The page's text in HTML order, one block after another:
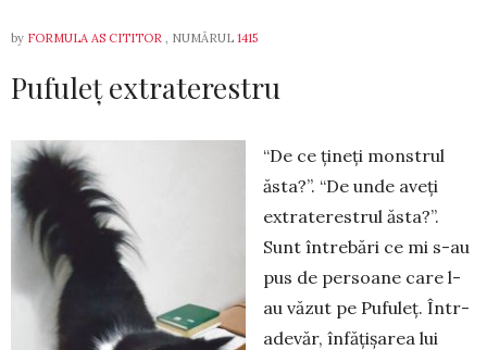
by FORMULA AS CITITOR , NUMĂRUL 1415
Pufuleț extraterestru
“De ce ţineţi monstrul
ăsta?”. “De unde aveţi
extraterestrul ăsta?”.
Sunt în­trebări ce mi s-au
pus de persoane care l-
au văzut pe Pufuleț. Într-
adevăr, înfăţişarea lui